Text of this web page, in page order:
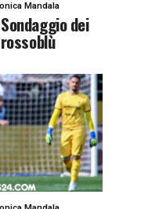
Mandala
dei